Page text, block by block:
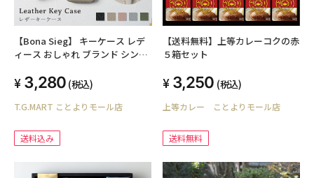
【Bona Sieg】 キーケース レデ
ィース おしゃれ ブランド シンプ
マートキーケース 2個 シボ加工
カードケース かわいい くすみカ
ラー 高級 メンズ 車 鍵 6連 通勤
スズキ
3,280 (税込)
T.G.MART ことよりモール店
送料込み
【送料無料】上等カレーコクの赤
５箱セット
3,250 (税込)
上等カレー ことよりモール店
送料無料